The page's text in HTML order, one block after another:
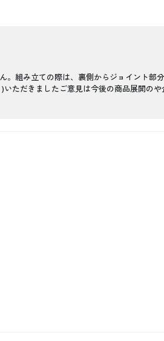
組み立ての際は、裏側からジョイント部
ただきましたご意見は今後の商品展開の